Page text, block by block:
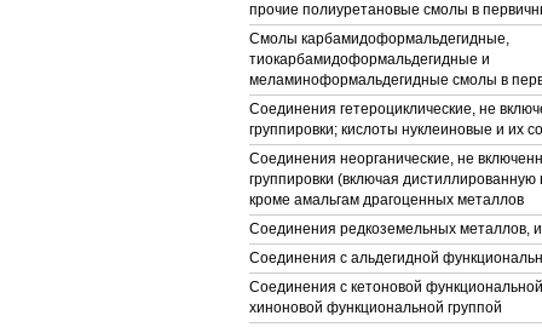
прочие полиуретановые смолы в
Смолы карбамидоформальдегидные,
тиокарбамидоформальдегидные и
меламиноформальдегидные смолы в
Соединения гетероциклические, не
группировки; кислоты нуклеиновые и их
Соединения неорганические, не
группировки (включая
кроме амальгам драгоценных металлов
Соединения редкоземельных металлов,
Соединения с альдегидной
Соединения с кетоновой
хиноновой функциональной группой